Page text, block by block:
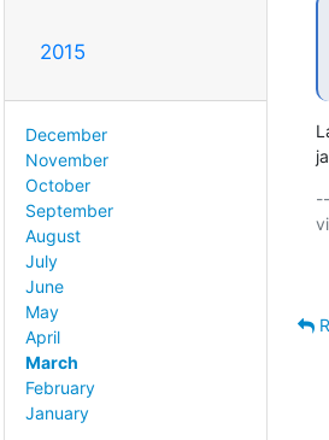
2015
December
November
October
September
August
July
June
May
April
March
February
January
--